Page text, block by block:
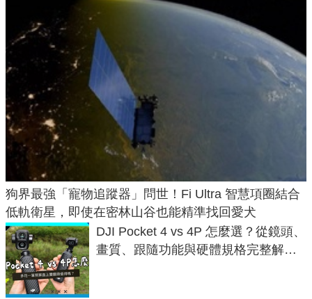
狗界最強「寵物追蹤器」問世！Fi Ultra 智慧項圈結合
低軌衛星，即使在密林山谷也能精準找回愛犬
DJI Pocket 4 vs 4P 怎麼選？從鏡頭、
畫質、跟隨功能與硬體規格完整解